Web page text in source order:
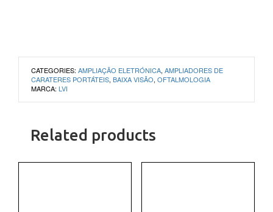
CATEGORIES: AMPLIAÇÃO ELETRÓNICA, AMPLIADORES DE
CARATERES PORTÁTEIS, BAIXA VISÃO, OFTALMOLOGIA
MARCA: LVI
Related products